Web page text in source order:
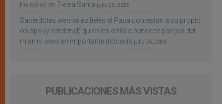
no sólo) en Tierra Santa julio 25, 2026
Sacerdotes alemanes fieles al Papa contestan a su propio
obispo (y cardenal) quien les orilla a bendecir parejas del
mismo sexo en importante diócesis julio 25, 2026
PUBLICACIONES MÁS VISTAS